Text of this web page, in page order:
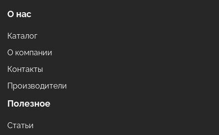
О нас
Каталог
О компании
Контакты
Производители
Полезное
Статьи